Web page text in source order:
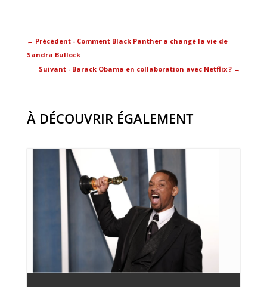
← Précédent - Comment Black Panther a changé la vie de
Sandra Bullock
Suivant - Barack Obama en collaboration avec Netflix ? →
À DÉCOUVRIR ÉGALEMENT